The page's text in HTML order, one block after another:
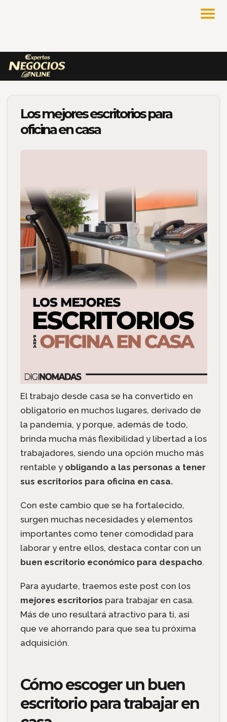
Los mejores escritorios para
oficina en casa
El trabajo desde casa se ha convertido en
obligatorio en muchos lugares, derivado de
la pandemia, y porque, además de todo,
brinda mucha más flexibilidad y libertad a los
trabajadores, siendo una opción mucho más
rentable y obligando a las personas a tener
sus escritorios para oficina en casa.
Con este cambio que se ha fortalecido,
surgen muchas necesidades y elementos
importantes como tener comodidad para
laborar y entre ellos, destaca contar con un
buen escritorio económico para despacho.
Para ayudarte, traemos este post con los
mejores escritorios para trabajar en casa.
Más de uno resultará atractivo para ti, así
que ve ahorrando para que sea tu próxima
adquisición.
Cómo escoger un buen
escritorio para trabajar en